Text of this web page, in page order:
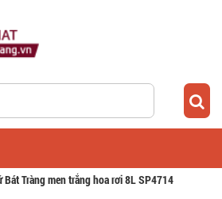
Tràng men trắng hoa rơi 8L SP4714